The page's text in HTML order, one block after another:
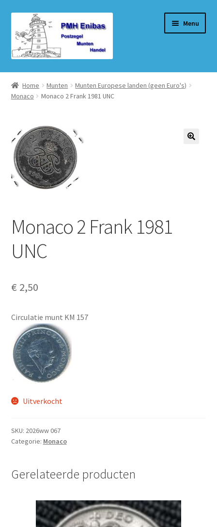
door
naar
navigatie
naar
de
inhoud
Menu
Home
Beurzen
Winkelmand
Afrekenen
Alg. voorw.
Privacybeleid PMH Enibas
Home Munten
Munten Europese landen (geen Euro's)
Monaco
Monaco 2 Frank 1981 UNC
Monaco 2 Frank 1981
UNC
€ 2,50
Circulatie munt KM 157
Uitverkocht
SKU: 2026ww 067
Categorie: Monaco
Gerelateerde producten